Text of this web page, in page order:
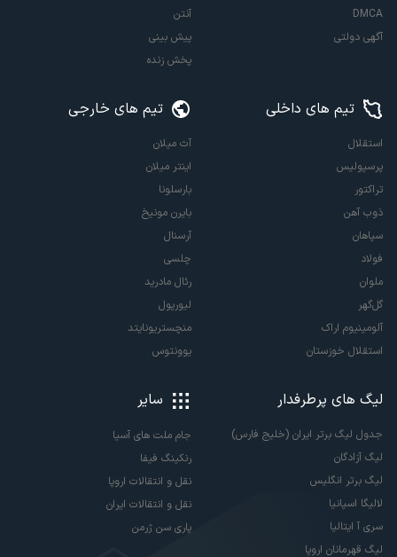
DMCA
آگهی دولتی
آنتن
پیش بینی
پخش زنده
تیم های داخلی
استقلال
پرسپولیس
تراکتور
ذوب آهن
سپاهان
فولاد
ملوان
گل‌گهر
آلومینیوم اراک
استقلال خوزستان
تیم های خارجی
آث میلان
اینتر میلان
بارسلونا
بایرن مونیخ
آرسنال
چلسی
رئال مادرید
لیورپول
منچستریونایتد
یوونتوس
لیگ های پرطرفدار
جدول لیگ برتر ایران (خلیج فارس)
لیگ آزادگان
لیگ برتر انگلیس
لالیگا اسپانیا
سری آ ایتالیا
لیگ قهرمانان اروپا
سایر
جام ملت های آسیا
رنکینگ فیفا
نقل و انتقالات اروپا
نقل و انتقالات ایران
پاری سن ژرمن